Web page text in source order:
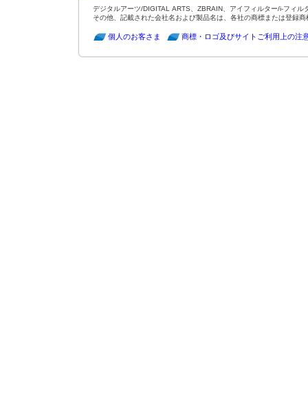
デジタルアーツ/DIGITAL ARTS、ZBRAIN、アイフィルター/i-フィ
その他、記載された会社名および製品名は、各社の商標または登録商
個人のお客さま 商標・ロゴ及びサイトご利用上の注